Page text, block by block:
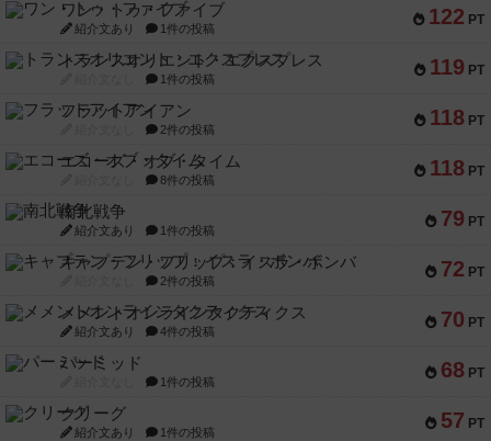
122 PT
ワン・トゥ・ファイブ
紹介文あり 1件の投稿
119 PT
トランスオリエント・エクスプレス
1件の投稿
118 PT
フラットアイアン
2件の投稿
118 PT
エコーズ・オブ・タイム
8件の投稿
79 PT
南北戦争
紹介文あり 1件の投稿
72 PT
キャプテン・フリップ：イスラ・ボンバ
2件の投稿
70 PT
メメントオンラインタクティクス
紹介文あり 4件の投稿
68 PT
パーミッド
1件の投稿
57 PT
クリーグ
紹介文あり 1件の投稿